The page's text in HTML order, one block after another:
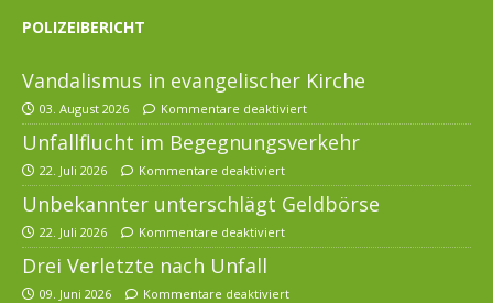
POLIZEIBERICHT
Vandalismus in evangelischer Kirche
03. August 2026 Kommentare deaktiviert
Unfallflucht im Begegnungsverkehr
22. Juli 2026 Kommentare deaktiviert
Unbekannter unterschlägt Geldbörse
22. Juli 2026 Kommentare deaktiviert
Drei Verletzte nach Unfall
09. Juni 2026 Kommentare deaktiviert